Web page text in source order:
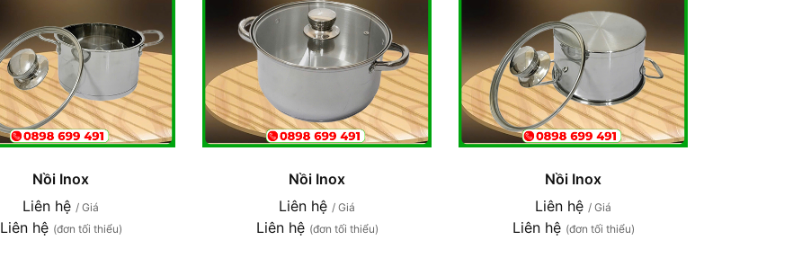
Nồi Inox
Liên hệ / Giá
Liên hệ (đơn tối thiểu)
Nồi Inox
Liên hệ / Giá
Liên hệ (đơn tối thiểu)
Nồi Inox
Liên hệ / Giá
Liên hệ (đơn tối thiểu)